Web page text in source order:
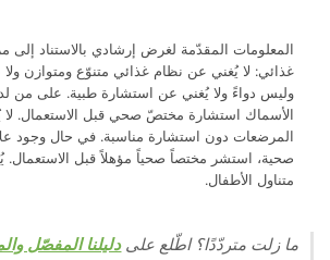
المقدّمة لغرض إرشادي بالاستناد إلى مراجع
لا يُغني عن نظام غذائي متنوّع ومتوازن ولا عن
دواءً ولا يُغني عن استشارة طبية. على من لديه
استشارة مختصّ صحي قبل الاستعمال. لا يُنصح به
دون استشارة مناسبة. في حال وجود علاج طبي
استشر مختصاً صحياً مؤهلاً قبل الاستعمال. يُحفظ
الأطفال.
متردّدًا؟ اطّلع علىدليلنا المفصّل والموثّق